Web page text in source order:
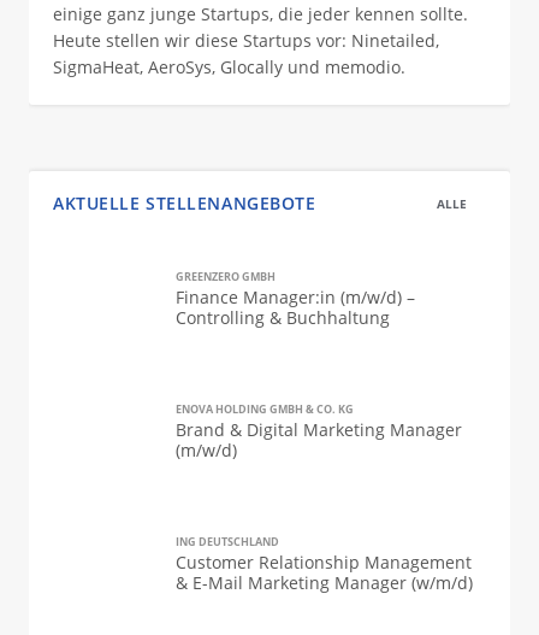
einige ganz junge Startups, die jeder kennen sollte.
Heute stellen wir diese Startups vor: Ninetailed,
SigmaHeat, AeroSys, Glocally und memodio.
AKTUELLE STELLENANGEBOTE ALLE
GREENZERO GMBH
Finance Manager:in (m/w/d) –
Controlling & Buchhaltung
ENOVA HOLDING GMBH & CO. KG
Brand & Digital Marketing Manager
(m/w/d)
ING DEUTSCHLAND
Customer Relationship Management
& E-Mail Marketing Manager (w/m/d)